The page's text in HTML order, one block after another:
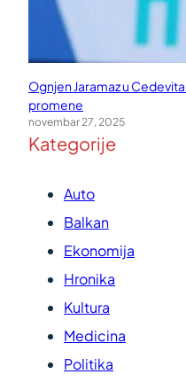
Ognjen Jaramaz u
promene
novembar 27, 2025
Kategorije
Auto
Balkan
Ekonomija
Hronika
Kultura
Medicina
Politika